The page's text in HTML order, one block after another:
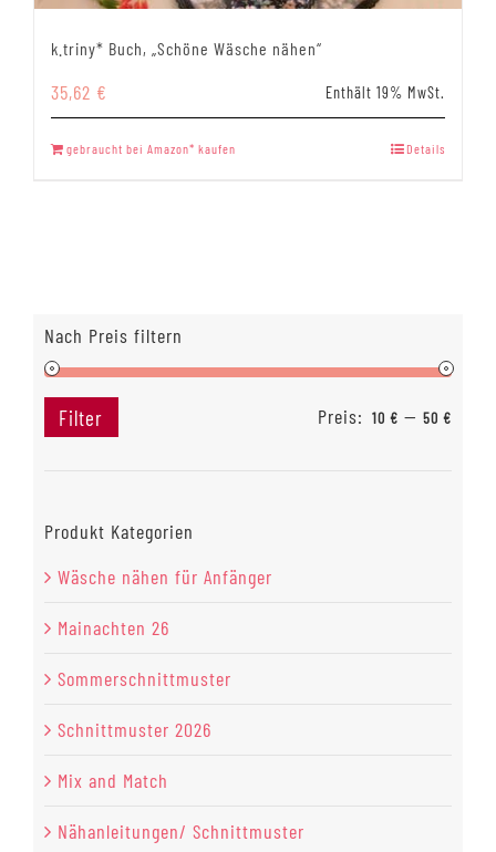
k.triny* Buch, „Schöne Wäsche nähen“
35,62 € Enthält 19% MwSt.
gebraucht bei Amazon* kaufen Details
Nach Preis filtern
Min.
Max.
Filter Preis: 10 € — 50 €
Produkt Kategorien
Wäsche nähen für Anfänger
Mainachten 26
Sommerschnittmuster
Schnittmuster 2026
Mix and Match
Nähanleitungen/ Schnittmuster